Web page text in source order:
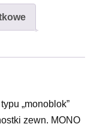
„monoblok”
zewn. MONO